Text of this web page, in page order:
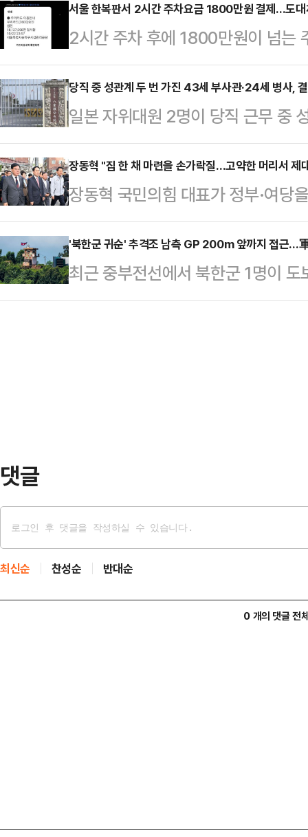
변씨는 지난 2023년 6월2일 지인
도 프놈펜 인근 칸달주의 한 공사장
태로 발견됐다.캄보디아 현지 경찰
체포했다. 이들은 변씨가 자신들이
던 중 발작을 일으켜 사망했으며 이
지만 시신 발견 …
서울 한복판서 2시간 주차요금 1800만원 결제…도대
2시간 주차 후에 1800만원이 넘는
일 데일리안에 접수된 제보에 따르
울 송파구 잠실본동의 노상 공영주
다.식사를 마치고 나온 A씨는 밤
해 주차요금을 조회했다. 당시 조
로 결제를 마친 뒤 A씨는 깜짝 놀
결제됐기 때문이다.A씨는 데일리
을 결…
당직 중 성관계 두 번 가진 43세 부사관·24세 병사,
일본 자위대원 2명이 당직 근무 중
받게 됐다.22일 오키나와타임즈
부사관 A(43·남)씨와 병사 B(24·
내렸다.제15고사특과연대 소속인
4일 당직 근무 중 부대에서 성관계
부대에 스스로 신고하면서 드러났
고 반성의 뜻을 나타내고 있다"고
장동혁 "집 한 채 마련을 손가락질…고약한 머리서 제
장동혁 국민의힘 대표가 정부·여당
게걸스럽게 집어먹다가 접시까지
이라고 손가락질하는 고약한 머리
다"고 질타했다.장동혁 대표는 24
뉴타운) 5구역에서 서울시와 부동
'북한군 귀순' 추격조 남측 GP 200m 앞까지 접근…
최근 중부전선에서 북한군 1명이
추정되는 북한군 2명이 군사분계
댓글
최신순 찬성순 반대순
0 개의 댓글 전